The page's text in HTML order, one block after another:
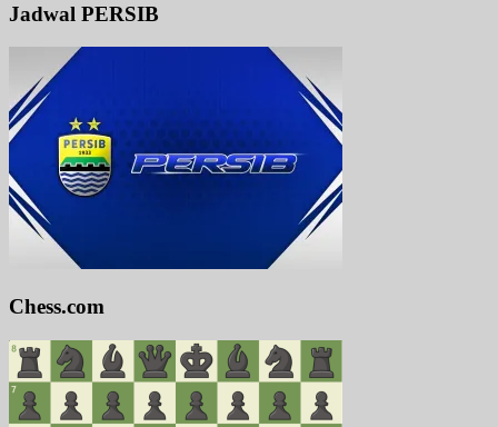
Jadwal PERSIB
Chess.com